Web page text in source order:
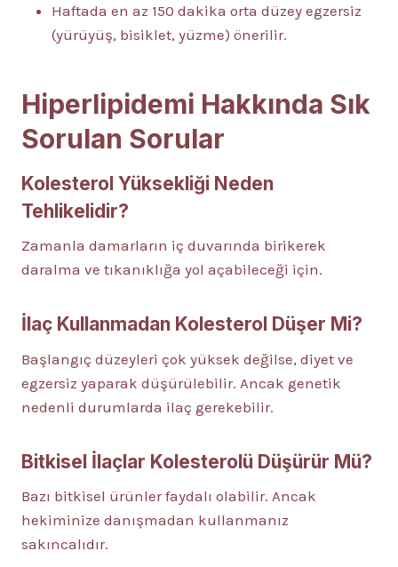
Haftada en az 150 dakika orta düzey egzersiz
(yürüyüş, bisiklet, yüzme) önerilir.
Hiperlipidemi Hakkında Sık
Sorulan Sorular
Kolesterol Yüksekliği Neden
Tehlikelidir?
Zamanla damarların iç duvarında birikerek
daralma ve tıkanıklığa yol açabileceği için.
İlaç Kullanmadan Kolesterol Düşer Mi?
Başlangıç düzeyleri çok yüksek değilse, diyet ve
egzersiz yaparak düşürülebilir. Ancak genetik
nedenli durumlarda ilaç gerekebilir.
Bitkisel İlaçlar Kolesterolü Düşürür Mü?
Bazı bitkisel ürünler faydalı olabilir. Ancak
hekiminize danışmadan kullanmanız
sakıncalıdır.